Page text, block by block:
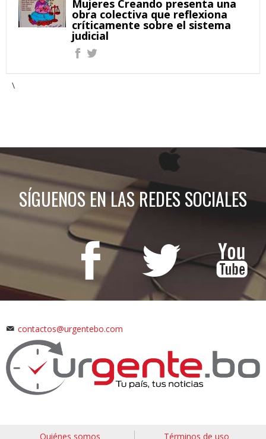
Mujeres Creando presenta una
obra colectiva que reflexiona
críticamente sobre el sistema
judicial
\
SÍGUENOS EN LAS REDES SOCIALES
contactos@urgentebo.com
Quiénes somos Términos de uso